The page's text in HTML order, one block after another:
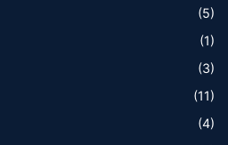
(5)
(1)
(3)
(11)
(4)